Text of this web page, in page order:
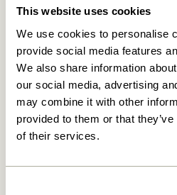
This website uses cookies
We use cookies to personalise
provide social media features
We also share information
our social media, advertising
may combine it with other
provided to them or that
of their services.
Ähnliche